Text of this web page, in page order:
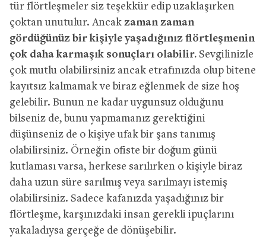
tür flörtleşmeler siz teşekkür edip uzaklaşırken
çoktan unutulur. Ancak zaman zaman
gördüğünüz bir kişiyle yaşadığınız flörtleşmenin
çok daha karmaşık sonuçları olabilir. Sevgilinizle
çok mutlu olabilirsiniz ancak etrafınızda olup bitene
kayıtsız kalmamak ve biraz eğlenmek de size hoş
gelebilir. Bunun ne kadar uygunsuz olduğunu
bilseniz de, bunu yapmamanız gerektiğini
düşünseniz de o kişiye ufak bir şans tanımış
olabilirsiniz. Örneğin ofiste bir doğum günü
kutlaması varsa, herkese sarılırken o kişiyle biraz
daha uzun süre sarılmış veya sarılmayı istemiş
olabilirsiniz. Sadece kafanızda yaşadığınız bir
flörtleşme, karşınızdaki insan gerekli ipuçlarını
yakaladıysa gerçeğe de dönüşebilir.